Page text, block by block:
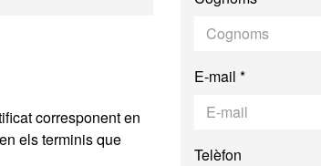
corresponent en
els terminis que
E-mail *
Telèfon